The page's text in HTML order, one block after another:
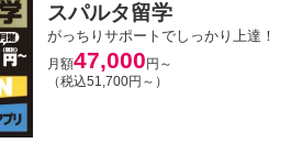
スパルタ留学
がっちりサポートでしっかり上達！
月額47,000 円～
（税込51,700円～）